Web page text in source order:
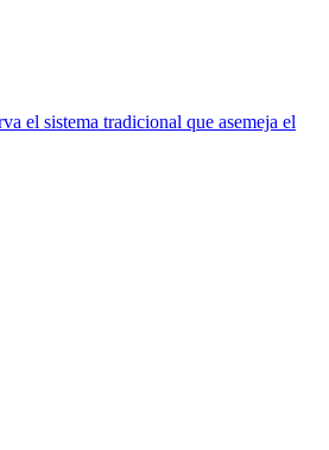
el sistema tradicional que asemeja el